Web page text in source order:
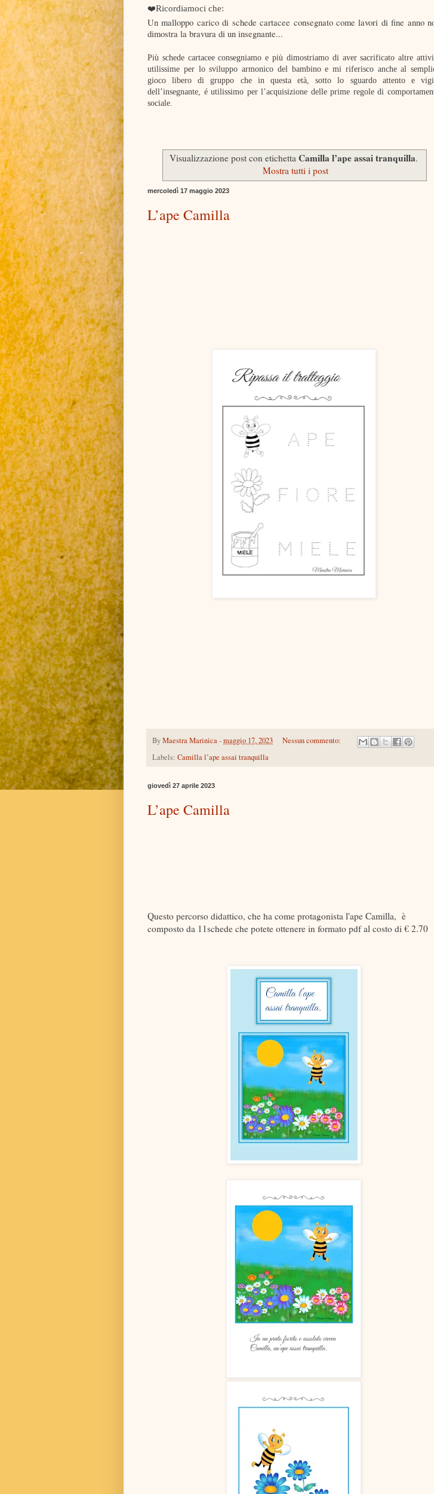
❤️Ricordiamoci che:
Un malloppo carico di schede cartacee consegnato come lavori di fine anno
dimostra la bravura di un insegnante...
Più schede cartacee consegniamo e più dimostriamo di aver sacrificato altre
utilissime per lo sviluppo armonico del bambino e mi riferisco anche al
gioco libero di gruppo che in questa età, sotto lo sguardo attento e
dell’insegnante, é utilissimo per l’acquisizione delle prime regole di
sociale.
Visualizzazione post con etichetta Camilla l’ape assai tranquilla.
Mostra tutti i post
mercoledì 17 maggio 2023
L’ape Camilla
ByMaestra Marinica-maggio 17, 2023
Nessun commento:
Labels: Camilla l’ape assai tranquilla
giovedì 27 aprile 2023
L’ape Camilla
Questo percorso didattico, che ha come protagonista l'ape Camilla, è
composto da 11schede che potete ottenere in formato pdf al costo di € 2.70